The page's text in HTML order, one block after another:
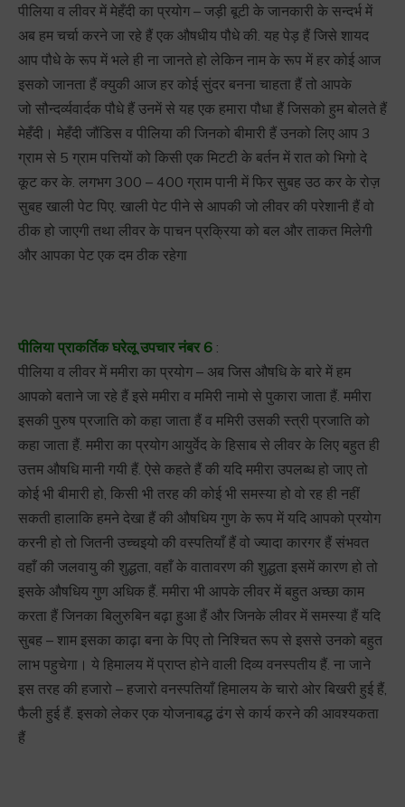
पीलिया व लीवर में मेहँदी का प्रयोग – जड़ी बूटी के जानकारी के सन्दर्भ में
अब हम चर्चा करने जा रहे हैं एक औषधीय पौधे की. यह पेड़ हैं जिसे शायद
आप पौधे के रूप में भले ही ना जानते हो लेकिन नाम के रूप में हर कोई आज
इसको जानता हैं क्युकी आज हर कोई सुंदर बनना चाहता हैं तो आपके
जो सौन्दर्व्यवार्दक पौधे हैं उनमें से यह एक हमारा पौधा हैं जिसको हुम बोलते हैं
मेहँदी। मेहँदी जौंडिस व पीलिया की जिनको बीमारी हैं उनको लिए आप 3
ग्राम से 5 ग्राम पत्तियों को किसी एक मिटटी के बर्तन में रात को भिगो दे
कूट कर के. लगभग 300 – 400 ग्राम पानी में फिर सुबह उठ कर के रोज़
सुबह खाली पेट पिए. खाली पेट पीने से आपकी जो लीवर की परेशानी हैं वो
ठीक हो जाएगी तथा लीवर के पाचन प्रक्रिया को बल और ताकत मिलेगी
और आपका पेट एक दम ठीक रहेगा
पीलिया प्राकर्तिक घरेलू उपचार नंबर 6 :
पीलिया व लीवर में ममीरा का प्रयोग – अब जिस औषधि के बारे में हम
आपको बताने जा रहे हैं इसे ममीरा व ममिरी नामो से पुकारा जाता हैं. ममीरा
इसकी पुरुष प्रजाति को कहा जाता हैं व ममिरी उसकी स्त्री प्रजाति को
कहा जाता हैं. ममीरा का प्रयोग आयुर्वेद के हिसाब से लीवर के लिए बहुत ही
उत्तम औषधि मानी गयी हैं. ऐसे कहते हैं की यदि ममीरा उपलब्ध हो जाए तो
कोई भी बीमारी हो, किसी भी तरह की कोई भी समस्या हो वो रह ही नहीं
सकती हालाकि हमने देखा हैं की औषधिय गुण के रूप में यदि आपको प्रयोग
करनी हो तो जितनी उच्चइयो की वस्पतियाँ हैं वो ज्यादा कारगर हैं संभवत
वहाँ की जलवायु की शुद्धता, वहाँ के वातावरण की शुद्धता इसमें कारण हो तो
इसके औषधिय गुण अधिक हैं. ममीरा भी आपके लीवर में बहुत अच्छा काम
करता हैं जिनका बिलुरुबिन बढ़ा हुआ हैं और जिनके लीवर में समस्या हैं यदि
सुबह – शाम इसका काढ़ा बना के पिए तो निश्चित रूप से इससे उनको बहुत
लाभ पहुचेगा। ये हिमालय में प्राप्त होने वाली दिव्य वनस्पतीय हैं. ना जाने
इस तरह की हजारो – हजारो वनस्पतियाँ हिमालय के चारो ओर बिखरी हुई हैं,
फैली हुई हैं. इसको लेकर एक योजनाबद्ध ढंग से कार्य करने की आवश्यकता
हैं